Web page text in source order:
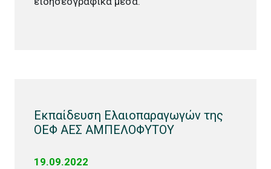
Εκπαίδευση Ελαιοπαραγωγών της
ΟΕΦ ΑΕΣ ΑΜΠΕΛΟΦΥΤΟΥ
19.09.2022